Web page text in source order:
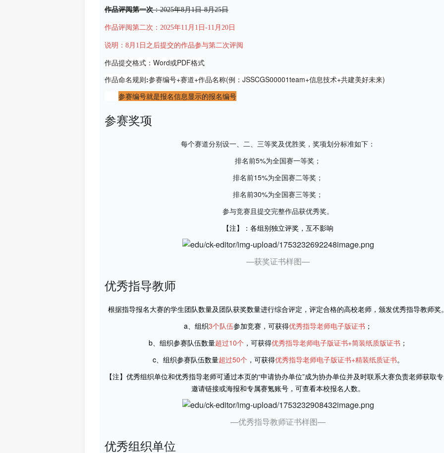
作品评阅第一次：2025年8月1日-8月25日
作品评阅第二次：2025年11月1日-11月20日
说明：8月1日之后提交的作品参与第二次评阅
作品提交格式： Word或PDF格式
作品命名规则:参赛编号+赛道+作品名称(例：JSSCGS00001team+信息技术+共建美好未来)
参赛编号就是报名信息显示的报名编号
参赛奖项
每个赛道分别设一、二、三等奖及优胜奖，奖项划分标准如下：
排名前5%为全国赛一等奖 ；
排名前15%为全国赛二等奖 ；
排名前30%为全国赛三等奖 ；
参与竞赛且提交完整作品获优秀奖。
【注】：各组别独立评奖，互不影响
—获奖证书样图—
优秀指导教师
根据指导报名大赛的学生团队数量及团队获奖数量进行综合评定，评定合格的高校老师，颁发优秀指导教师奖
a、组织3个队伍参加竞赛，可获得优秀指导老师电子版证书 ；
b、组织参赛队伍数量超过10个 ，可获得优秀指导老师电子版证书+简装纸质版证书 ；
c、组织参赛队伍数量超过50个 ，可获得优秀指导老师电子版证书+精装纸质证书。
【注】优秀组织单位和优秀指导老师可通过本页的“申请协办单位”成为协办单位并及时联系大赛负责老师获取
邀请链接或海报和专属赛氪账号，可查看本校报名人数。
—优秀指导教师证书样图—
优秀组织单位